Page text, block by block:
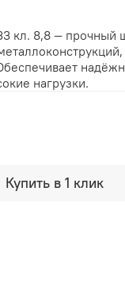
Купить в 1 клик
кл. 8,8 — прочный
нагрузки.